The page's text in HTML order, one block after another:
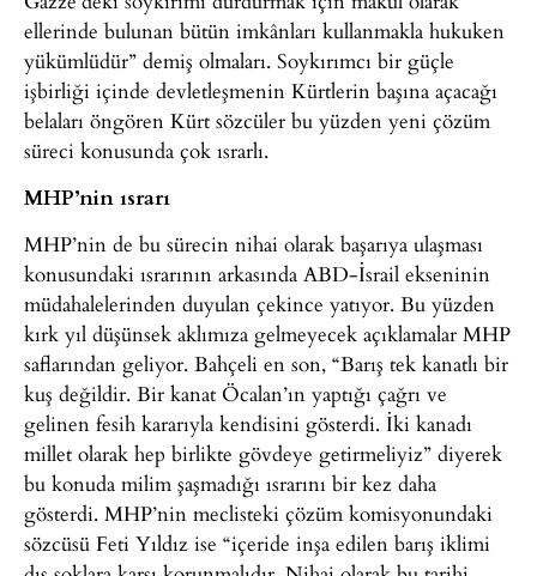
ellerinde bulunan bütün imkânları kullanmakla hukuken
yükümlüdür” demiş olmaları. Soykırımcı bir güçle
işbirliği içinde devletleşmenin Kürtlerin başına açacağı
belaları öngören Kürt sözcüler bu yüzden yeni çözüm
süreci konusunda çok ısrarlı.
MHP’nin ısrarı
MHP’nin de bu sürecin nihai olarak başarıya ulaşması
konusundaki ısrarının arkasında ABD-İsrail ekseninin
müdahalelerinden duyulan çekince yatıyor. Bu yüzden
kırk yıl düşünsek aklımıza gelmeyecek açıklamalar MHP
saflarından geliyor. Bahçeli en son, “Barış tek kanatlı bir
kuş değildir. Bir kanat Öcalan’ın yaptığı çağrı ve
gelinen fesih kararıyla kendisini gösterdi. İki kanadı
millet olarak hep birlikte gövdeye getirmeliyiz” diyerek
bu konuda milim şaşmadığı ısrarını bir kez daha
gösterdi. MHP’nin meclisteki çözüm komisyonundaki
sözcüsü Feti Yıldız ise “içeride inşa edilen barış iklimi